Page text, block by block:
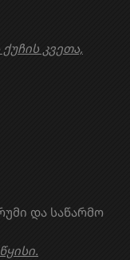
და საწარმო
კვეთა,